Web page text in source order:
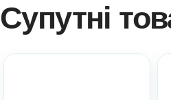
Супутні